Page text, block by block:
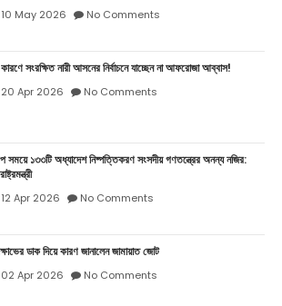
10 May 2026 No Comments
সংরক্ষিত নারী আসনের নির্বাচনে যাচ্ছেন না আফরোজা আব্বাস!
20 Apr 2026 No Comments
সময়ে ১৩৩টি অধ্যাদেশ নিষ্পত্তিকরণ সংসদীয় গণতন্ত্রের অনন্য নজির:
12 Apr 2026 No Comments
ডাক দিয়ে কারণ জানালেন জামায়াত জোট
02 Apr 2026 No Comments